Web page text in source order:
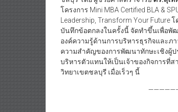
โครงการ Mini MBA Certified BLA &
Leadership, Transform Your
บันทึกข้อตกลงในครั้งนี้ จัดทำขึ้นเพื่อพั
องค์ความรู้ด้านการบริหารธุรกิจและภ
ความสำคัญของการพัฒนาทักษะเชิงผู้ป
บริหารตัวแทนให้เป็นเจ้าของกิจการที่
วิทยาเขตชลบุรี เมื่อเร็วๆ นี้